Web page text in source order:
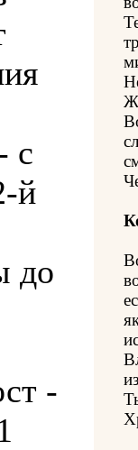
с
й
до
-